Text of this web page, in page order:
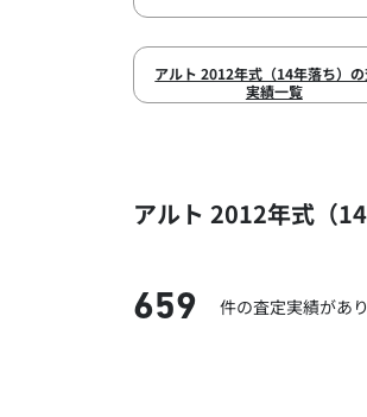
アルト 2012年式（14年落ち）
実績一覧
アルト 2012年式（
659 件の査定実績があり